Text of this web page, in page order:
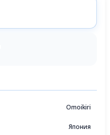
Omoikiri
Япония